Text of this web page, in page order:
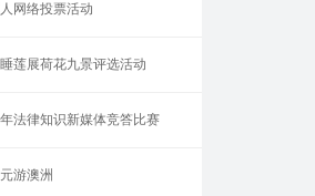
网络投票活动
莲展荷花九景评选活动
法律知识新媒体竞答比赛
游澳洲